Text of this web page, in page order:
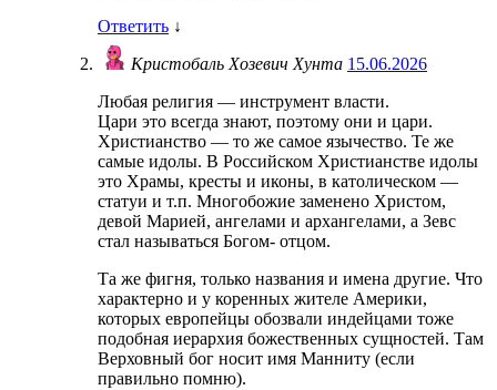
Ответить ↓
Кристобаль Хозевич Хунта 15.06.2026
Любая религия — инструмент власти.
Цари это всегда знают, поэтому они и цари.
Христианство — то же самое язычество. Те же
самые идолы. В Российском Христианстве идолы
это Храмы, кресты и иконы, в католическом —
статуи и т.п. Многобожие заменено Христом,
девой Марией, ангелами и архангелами, а Зевс
стал называться Богом- отцом.
Та же фигня, только названия и имена другие. Что
характерно и у коренных жителе Америки,
которых европейцы обозвали индейцами тоже
подобная иерархия божественных сущностей. Там
Верховный бог носит имя Манниту (если
правильно помню).